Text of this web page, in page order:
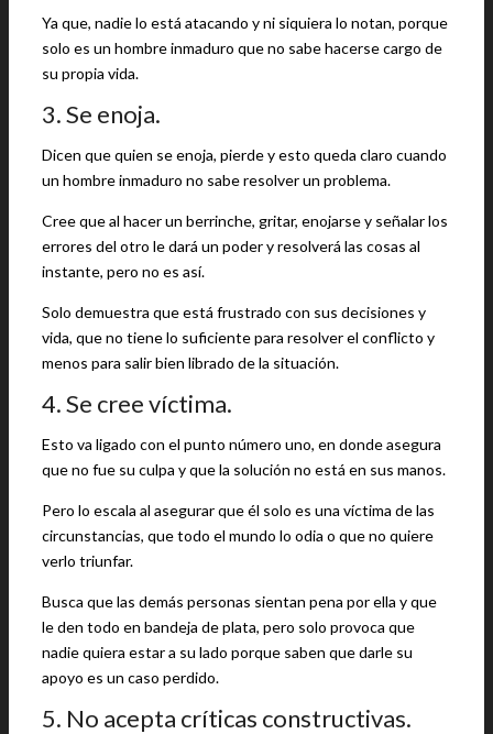
Ya que, nadie lo está atacando y ni siquiera lo notan, porque
solo es un hombre inmaduro que no sabe hacerse cargo de
su propia vida.
3. Se enoja.
Dicen que quien se enoja, pierde y esto queda claro cuando
un hombre inmaduro no sabe resolver un problema.
Cree que al hacer un berrinche, gritar, enojarse y señalar los
errores del otro le dará un poder y resolverá las cosas al
instante, pero no es así.
Solo demuestra que está frustrado con sus decisiones y
vida, que no tiene lo suficiente para resolver el conflicto y
menos para salir bien librado de la situación.
4. Se cree víctima.
Esto va ligado con el punto número uno, en donde asegura
que no fue su culpa y que la solución no está en sus manos.
Pero lo escala al asegurar que él solo es una víctima de las
circunstancias, que todo el mundo lo odia o que no quiere
verlo triunfar.
Busca que las demás personas sientan pena por ella y que
le den todo en bandeja de plata, pero solo provoca que
nadie quiera estar a su lado porque saben que darle su
apoyo es un caso perdido.
5. No acepta críticas constructivas.